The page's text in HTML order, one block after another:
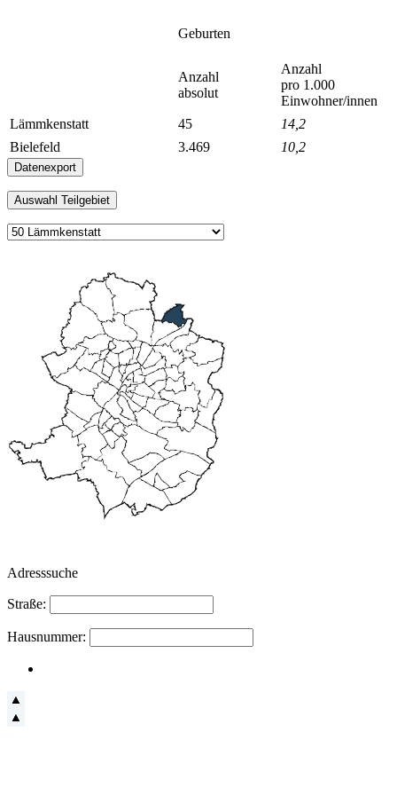
Geburten
Anzahl
absolut
Anzahl
pro 1.000
Einwohner/innen
Lämmkenstatt
45
14,2
Bielefeld
3.469 10,2
Adresssuche
Straße:
Hausnummer: